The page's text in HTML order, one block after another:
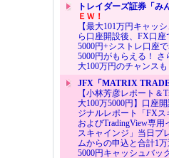
トレイダーズ証券「み
ＥＷ！
【最大101万円キャッ
ら口座開設後、FX口
5000円+シストレ口座
5000円がもらえる！
大100万円のチャンスも
JFX「MATRIX
【小林芳彦レポート＆
大100万5000円】口座
ジナルレポート「FXス
およびTradingView専
スキャインジ」当日プ
ムからの申込と合計1
5000円キャッシュバッ